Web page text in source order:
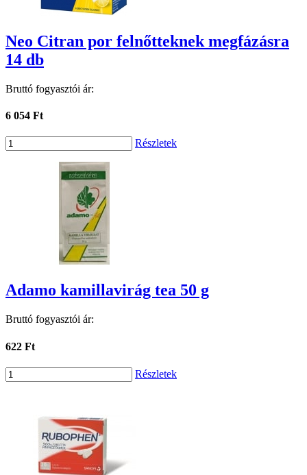
Neo Citran por felnőtteknek megfázásra
14 db
Bruttó fogyasztói ár:
6 054 Ft
Részletek
Adamo kamillavirág tea 50 g
Bruttó fogyasztói ár:
622 Ft
Részletek